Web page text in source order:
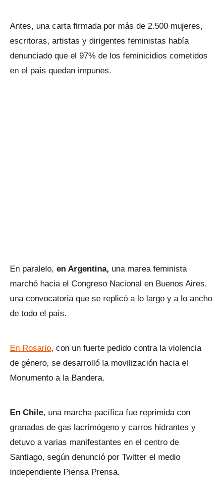
Antes, una carta firmada por más de 2.500 mujeres,
escritoras, artistas y dirigentes feministas había
denunciado que el 97% de los feminicidios cometidos
en el país quedan impunes.
En paralelo, en Argentina, una marea feminista
marchó hacia el Congreso Nacional en Buenos Aires,
una convocatoria que se replicó a lo largo y a lo ancho
de todo el país.
En Rosario, con un fuerte pedido contra la violencia
de género, se desarrolló la movilización hacia el
Monumento a la Bandera.
En Chile, una marcha pacífica fue reprimida con
granadas de gas lacrimógeno y carros hidrantes y
detuvo a varias manifestantes en el centro de
Santiago, según denunció por Twitter el medio
independiente Piensa Prensa.